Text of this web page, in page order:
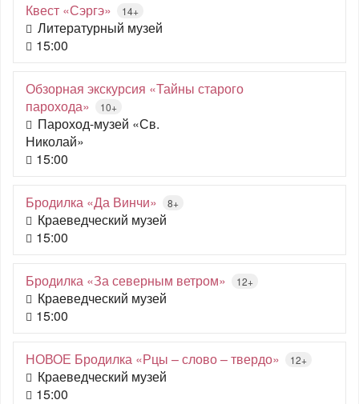
Квест «Сэргэ» 14+
Литературный музей
15:00
Обзорная экскурсия «Тайны старого
парохода»
10+
Пароход-музей «Св.
Николай»
15:00
Бродилка «Да Винчи» 8+
Краеведческий музей
15:00
Бродилка «За северным ветром» 12+
Краеведческий музей
15:00
НОВОЕ Бродилка «Рцы – слово – твердо» 12+
Краеведческий музей
15:00